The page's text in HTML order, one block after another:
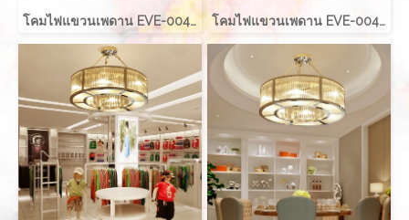
โคมไฟแขวนเพดาน EVE-00421 LED 50W ขนาด กว้าง 40 ซม. สูง 40 ซม. โคมไฟแขวนเพดาน EVE-00421 LED 80W ขนาด กว้าง 100 ซม. สูง 40 ซม.